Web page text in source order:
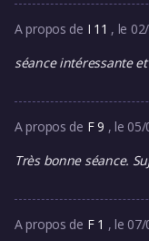
A propos de I 11 , le
séance intéressante
A propos de F 9 , le
Très bonne séance.
A propos de F 1 , le